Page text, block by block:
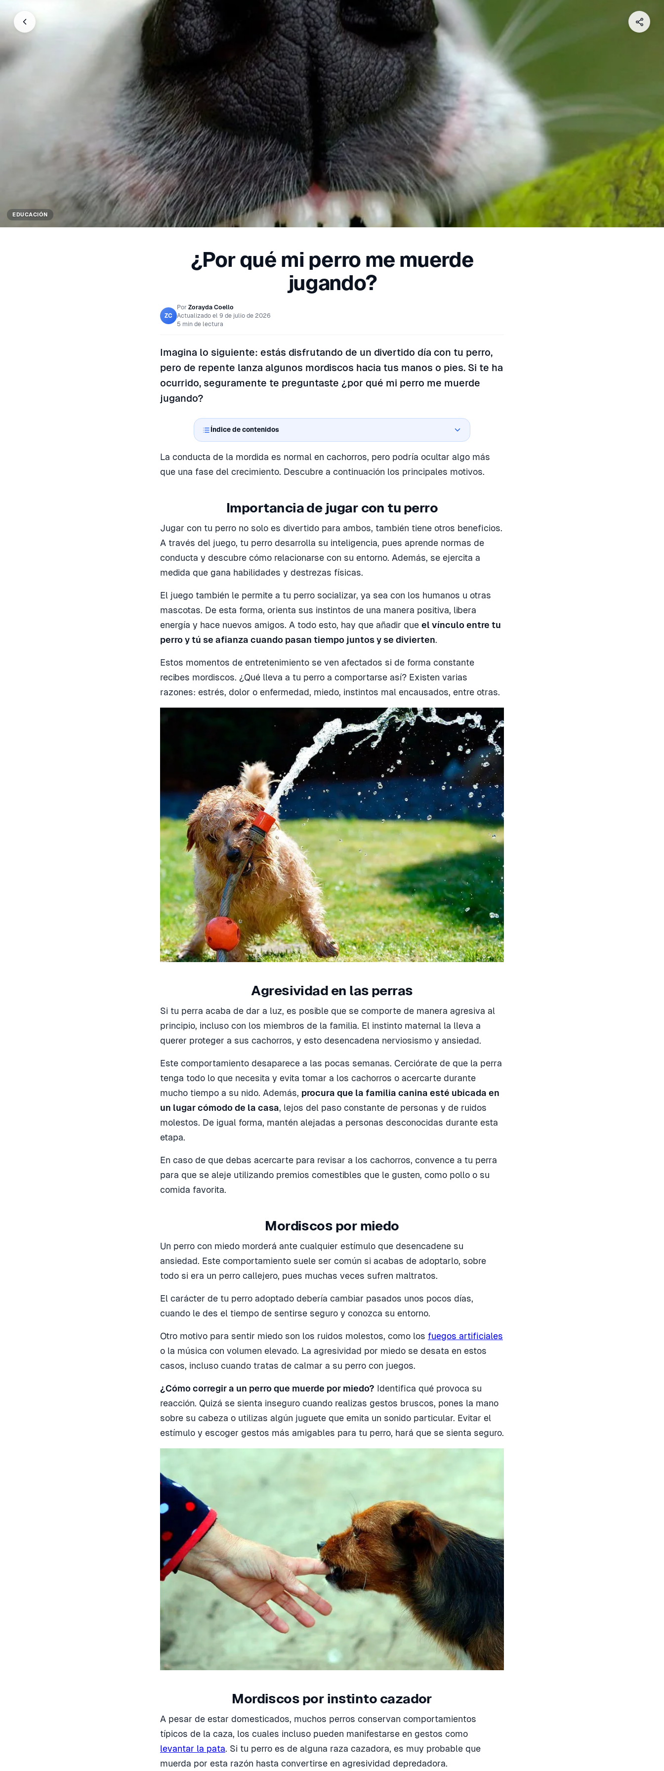
EDUCACIÓN
¿Por qué mi perro me muerde
jugando?
ZC
Por Zorayda Coello
Actualizado el 9 de julio de 2026
5 min de lectura
Imagina lo siguiente: estás disfrutando de un divertido día con tu perro,
pero de repente lanza algunos mordiscos hacia tus manos o pies. Si te ha
ocurrido, seguramente te preguntaste ¿por qué mi perro me muerde
jugando?
Índice de contenidos
La conducta de la mordida es normal en cachorros, pero podría ocultar algo más
que una fase del crecimiento. Descubre a continuación los principales motivos.
Importancia de jugar con tu perro
Jugar con tu perro no solo es divertido para ambos, también tiene otros beneficios.
A través del juego, tu perro desarrolla su inteligencia, pues aprende normas de
conducta y descubre cómo relacionarse con su entorno. Además, se ejercita a
medida que gana habilidades y destrezas físicas.
El juego también le permite a tu perro socializar, ya sea con los humanos u otras
mascotas. De esta forma, orienta sus instintos de una manera positiva, libera
energía y hace nuevos amigos. A todo esto, hay que añadir que el vínculo entre tu
perro y tú se afianza cuando pasan tiempo juntos y se divierten.
Estos momentos de entretenimiento se ven afectados si de forma constante
recibes mordiscos. ¿Qué lleva a tu perro a comportarse así? Existen varias
razones: estrés, dolor o enfermedad, miedo, instintos mal encausados, entre otras.
Agresividad en las perras
Si tu perra acaba de dar a luz, es posible que se comporte de manera agresiva al
principio, incluso con los miembros de la familia. El instinto maternal la lleva a
querer proteger a sus cachorros, y esto desencadena nerviosismo y ansiedad.
Este comportamiento desaparece a las pocas semanas. Cerciórate de que la perra
tenga todo lo que necesita y evita tomar a los cachorros o acercarte durante
mucho tiempo a su nido. Además, procura que la familia canina esté ubicada en
un lugar cómodo de la casa, lejos del paso constante de personas y de ruidos
molestos. De igual forma, mantén alejadas a personas desconocidas durante esta
etapa.
En caso de que debas acercarte para revisar a los cachorros, convence a tu perra
para que se aleje utilizando premios comestibles que le gusten, como pollo o su
comida favorita.
Mordiscos por miedo
Un perro con miedo morderá ante cualquier estímulo que desencadene su
ansiedad. Este comportamiento suele ser común si acabas de adoptarlo, sobre
todo si era un perro callejero, pues muchas veces sufren maltratos.
El carácter de tu perro adoptado debería cambiar pasados unos pocos días,
cuando le des el tiempo de sentirse seguro y conozca su entorno.
Otro motivo para sentir miedo son los ruidos molestos, como los fuegos artificiales
o la música con volumen elevado. La agresividad por miedo se desata en estos
casos, incluso cuando tratas de calmar a su perro con juegos.
¿Cómo corregir a un perro que muerde por miedo? Identifica qué provoca su
reacción. Quizá se sienta inseguro cuando realizas gestos bruscos, pones la mano
sobre su cabeza o utilizas algún juguete que emita un sonido particular. Evitar el
estímulo y escoger gestos más amigables para tu perro, hará que se sienta seguro.
Mordiscos por instinto cazador
A pesar de estar domesticados, muchos perros conservan comportamientos
típicos de la caza, los cuales incluso pueden manifestarse en gestos como
levantar la pata. Si tu perro es de alguna raza cazadora, es muy probable que
muerda por esta razón hasta convertirse en agresividad depredadora.